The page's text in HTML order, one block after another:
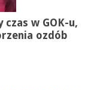
czas w GOK-u,
ozdób